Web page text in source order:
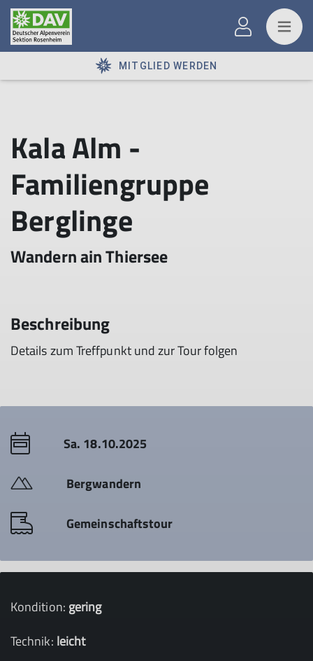
MITGLIED WERDEN
Kala Alm -
Familiengruppe
Berglinge
Wandern ain Thiersee
Beschreibung
Details zum Treffpunkt und zur Tour folgen
Sa. 18.10.2025
Bergwandern
Gemeinschaftstour
Kondition: gering
Technik: leicht